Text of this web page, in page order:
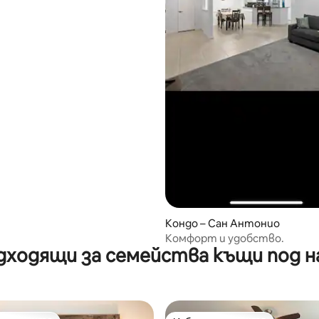
Кондо – Сан Антонио
Комфорт и удобство.
за семейства къщи под